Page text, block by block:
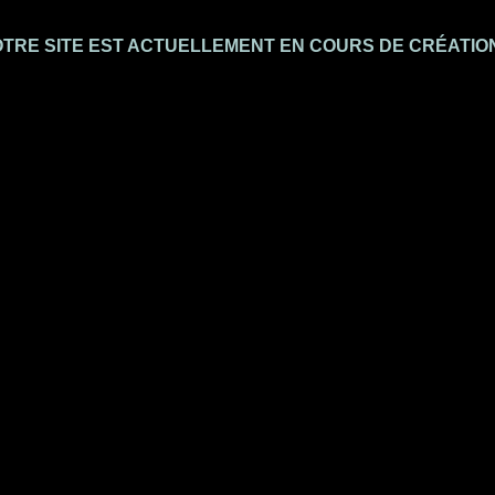
SITE EST ACTUELLEMENT EN COURS DE